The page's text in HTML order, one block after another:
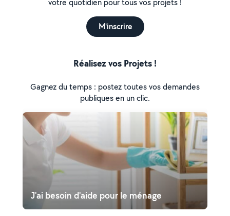
votre quotidien pour tous vos projets !
M'inscrire
Réalisez vos Projets !
Gagnez du temps : postez toutes vos demandes
publiques en un clic.
J'ai besoin d'aide pour le ménage